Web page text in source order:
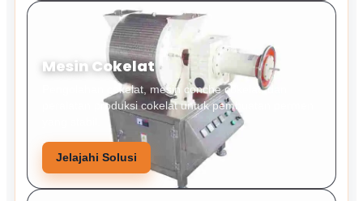
Mesin Cokelat
Pengolahan cokelat, mesin conche cokelat, dan
peralatan produksi cokelat untuk pembuatan permen
Jelajahi Solusi